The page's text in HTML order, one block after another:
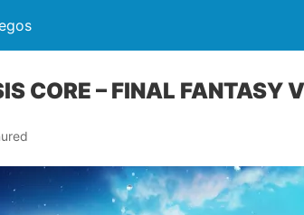
CORE – FINAL FANTASY